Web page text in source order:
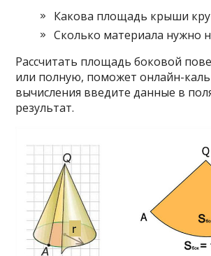
Какова площадь крыши
Сколько материала нужно
Рассчитать площадь боковой
или полную, поможет онлайн-
вычисления введите данные в
результат.